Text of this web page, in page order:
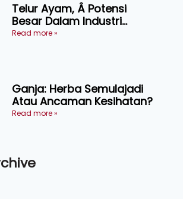
Telur Ayam, Â Potensi
Besar Dalam Industri
Makanan, Kosmetik dan
Read more »
Ganja: Herba Semulajadi
Atau Ancaman Kesihatan?
Read more »